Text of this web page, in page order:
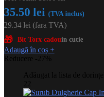
35.50 lei (TVA inclus)
29.34 lei (fara TVA)
🎁 Bit Torx cadouin cutie
Adaugă în coș +
Reducere -27%
Adăugat la lista de dorințe